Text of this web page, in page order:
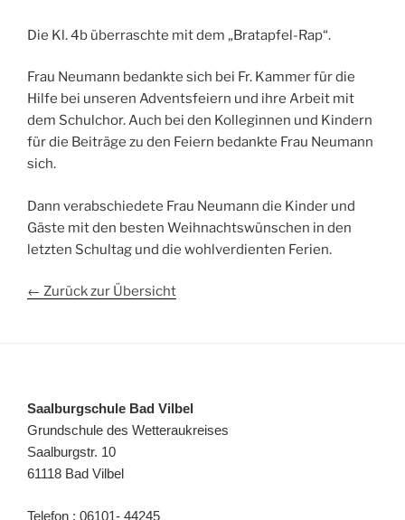
Die Kl. 4b überraschte mit dem „Bratapfel-Rap“.
Frau Neumann bedankte sich bei Fr. Kammer für die
Hilfe bei unseren Adventsfeiern und ihre Arbeit mit
dem Schulchor. Auch bei den Kolleginnen und Kindern
für die Beiträge zu den Feiern bedankte Frau Neumann
sich.
Dann verabschiedete Frau Neumann die Kinder und
Gäste mit den besten Weihnachtswünschen in den
letzten Schultag und die wohlverdienten Ferien.
← Zurück zur Übersicht
Saalburgschule Bad Vilbel
Grundschule des Wetteraukreises
Saalburgstr. 10
61118 Bad Vilbel
Telefon : 06101- 44245